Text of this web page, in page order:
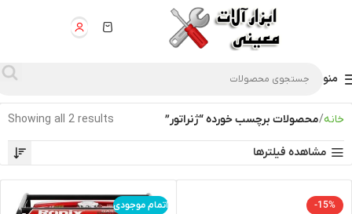
منو
خانه محصولات برچسب خورده “ژنراتور” Showing all 2 results
مشاهده فیلترها
-15% اتمام موجودی